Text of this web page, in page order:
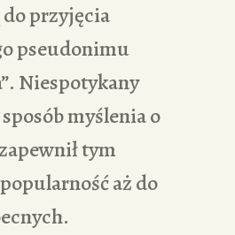
przyjęcia
pseudonimu
Niespotykany
myślenia o
tym
aż do